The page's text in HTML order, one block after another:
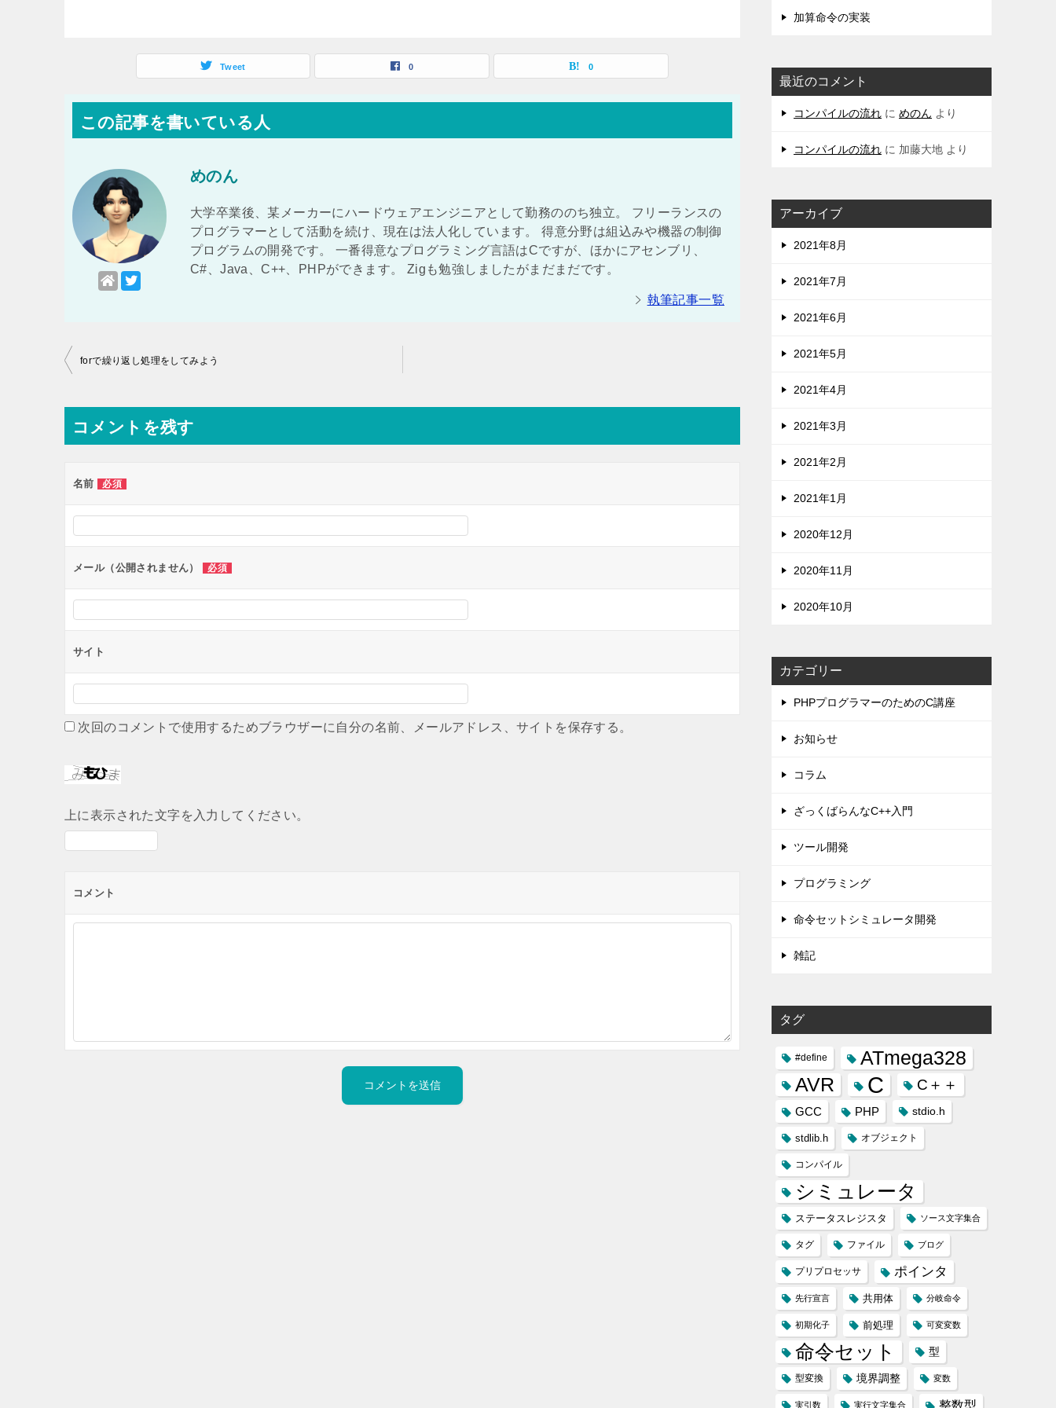
Tweet 0 0
この記事を書いている人
めのん
大学卒業後、某メーカーにハードウェアエンジニアとして勤務ののち独立。 フリーランスの
プログラマーとして活動を続け、現在は法人化しています。 得意分野は組込みや機器の制御
プログラムの開発です。 一番得意なプログラミング言語はCですが、ほかにアセンブリ、
C#、Java、C++、PHPができます。 Zigも勉強しましたがまだまだです。
執筆記事一覧
投
ナ
ビ
ー
ョ
ン
forで繰り返し処理をしてみよう
コメントを残す
名前 必須
メール（公開されません） 必須
サイト
次回のコメントで使用するためブラウザーに自分の名前、メールアドレス、サイトを保存する。
上に表示された文字を入力してください。
コメント
加算命令の実装
最近のコメント
コンパイルの流れ に めのん より
コンパイルの流れ に 加藤大地 より
アーカイブ
2021年8月
2021年7月
2021年6月
2021年5月
2021年4月
2021年3月
2021年2月
2021年1月
2020年12月
2020年11月
2020年10月
カテゴリー
PHPプログラマーのためのC講座
お知らせ
コラム
ざっくばらんなC++入門
ツール開発
プログラミング
命令セットシミュレータ開発
雑記
タグ
#define
ATmega328
AVR
C C＋＋
GCC PHP stdio.h
stdlib.h オブジェクト
コンパイル
シミュレータ
ステータスレジスタ ソース文字集合
タグ ファイル ブログ
プリプロセッサ ポインタ
先行宣言 共用体 分岐命令
初期化子 前処理 可変変数
命令セット 型
型変換 境界調整 変数
実引数 実行文字集合 整数型